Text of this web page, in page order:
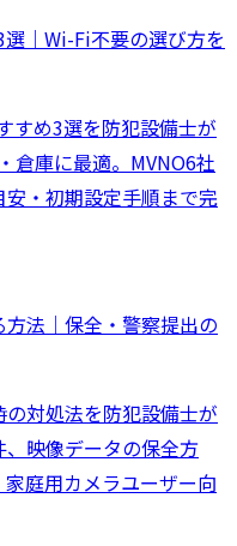
｜Wi-Fi不要の選び方を
すめ3選を防犯設備士が
倉庫に最適。MVNO6社
・初期設定手順まで完
法｜保全・警察提出の
対処法を防犯設備士が
映像データの保全方
庭用カメラユーザー向